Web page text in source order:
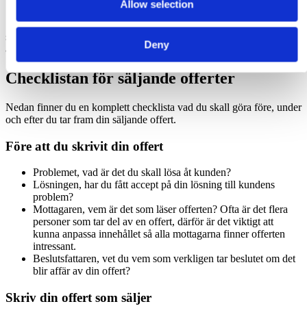
Allow selection
Deny
Se till att din offert som säljer är prydlig och utan felaktigheter.
Stavfel, suddiga utskrifter, slarvig paketering etc är samtliga små
saker som drar ner helhetsintrycket och minskar möjligheterna till
affär.
Checklistan för säljande offerter
Nedan finner du en komplett checklista vad du skall göra före, under
och efter du tar fram din säljande offert.
Före att du skrivit din offert
Problemet, vad är det du skall lösa åt kunden?
Lösningen, har du fått accept på din lösning till kundens
problem?
Mottagaren, vem är det som läser offerten? Ofta är det flera
personer som tar del av en offert, därför är det viktigt att
kunna anpassa innehållet så alla mottagarna finner offerten
intressant.
Beslutsfattaren, vet du vem som verkligen tar beslutet om det
blir affär av din offert?
Skriv din offert som säljer